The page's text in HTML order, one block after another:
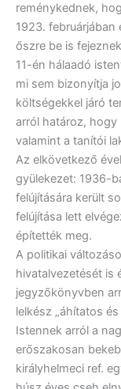
reménykednek,
1923.
őszre be is
11-én hálaadó
mi sem bizonyítja
költségekkel járó
arról határoz,
valamint a tanítói
Az elkövetkező
gyülekezet: 1936-
felújítására került
felújítása lett
építették meg.
A politikai
hivatalvezetését is
jegyzőkönyvben
lelkész „áhítatos
Istennek arról a
erőszakosan
királyhelmeci ref.